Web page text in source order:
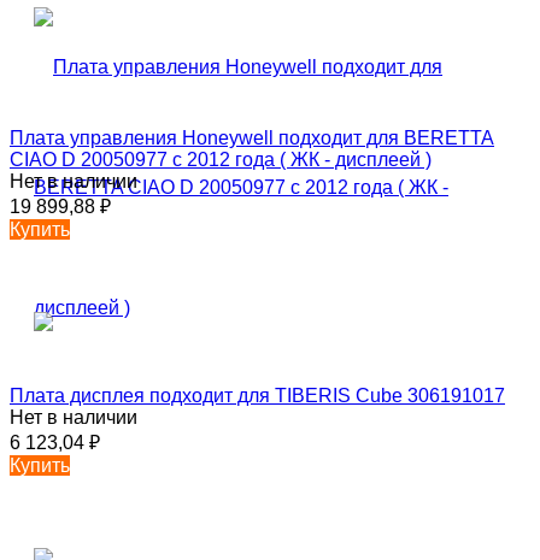
Плата управления Honeywell подходит для BERETTA
CIAO D 20050977 c 2012 года ( ЖК - дисплеей )
Нет в наличии
19 899,88 ₽
Купить
Плата дисплея подходит для TIBERIS Cube 306191017
Нет в наличии
6 123,04 ₽
Купить